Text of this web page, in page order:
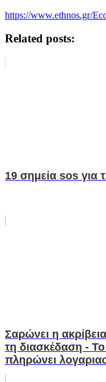
https://www.ethnos.gr/
Related posts:
19 σημεία sos για
Σαρώνει η
τη διασκέδαση -
πληρώνει